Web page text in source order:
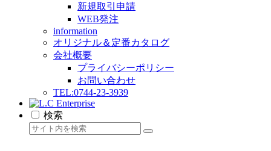
新規取引申請
WEB発注
information
オリジナル＆定番カタログ
会社概要
プライバシーポリシー
お問い合わせ
TEL:0744-23-3939
検索